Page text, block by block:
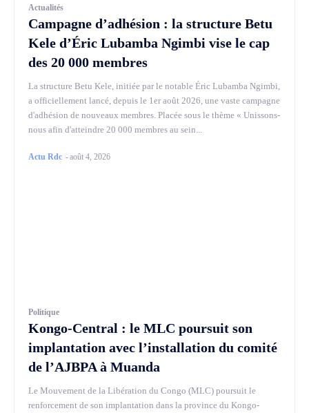
Actualités
Campagne d’adhésion : la structure Betu
Kele d’Éric Lubamba Ngimbi vise le cap
des 20 000 membres
La structure Betu Kele, initiée par le notable Éric Lubamba Ngimbi,
a officiellement lancé, depuis le 1er août 2026, une vaste campagne
d'adhésion de nouveaux membres. Placée sous le thème « Unissons-
nous afin d'atteindre 20 000 membres au sein...
Actu Rdc -août 4, 2026
Politique
Kongo-Central : le MLC poursuit son
implantation avec l’installation du comité
de l’AJBPA à Muanda
Le Mouvement de la Libération du Congo (MLC) poursuit le
renforcement de son implantation dans la province du Kongo-